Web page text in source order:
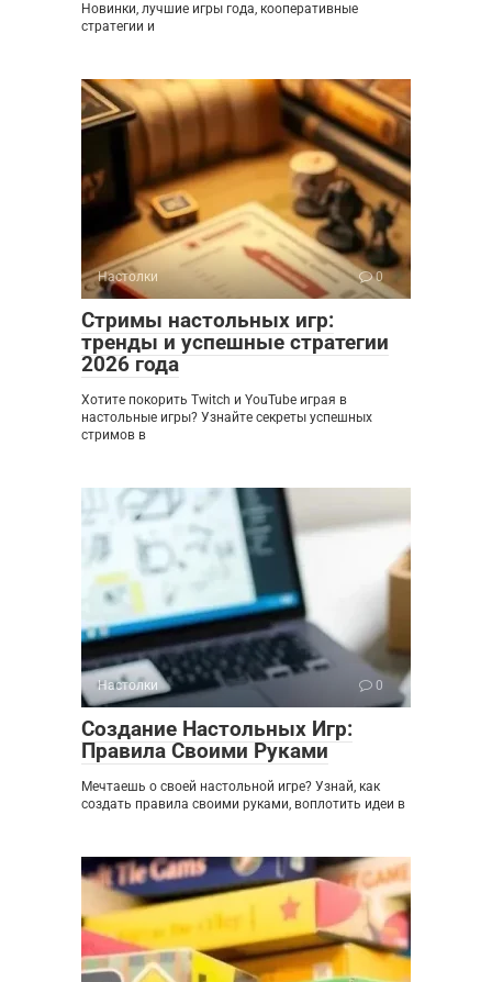
Новинки, лучшие игры года, кооперативные
стратегии и
Настолки 0
Стримы настольных игр:
тренды и успешные стратегии
2026 года
Хотите покорить Twitch и YouTube играя в
настольные игры? Узнайте секреты успешных
стримов в
Настолки 0
Создание Настольных Игр:
Правила Своими Руками
Мечтаешь о своей настольной игре? Узнай, как
создать правила своими руками, воплотить идеи в